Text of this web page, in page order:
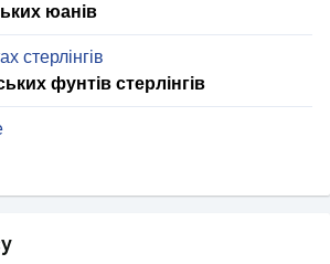
юанів
стерлінгів
фунтів стерлінгів